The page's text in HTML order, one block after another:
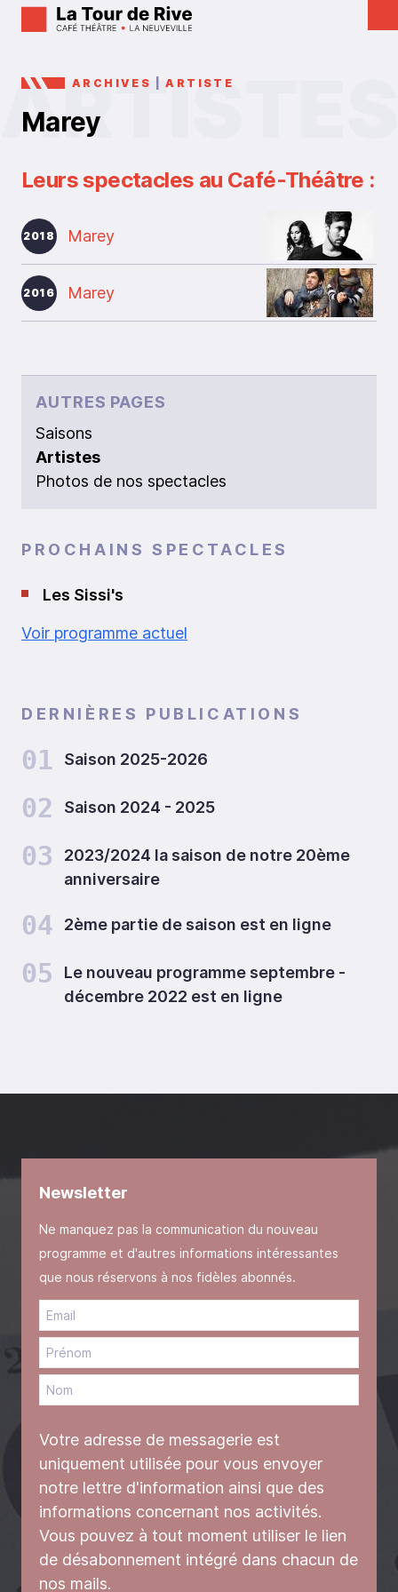
ARCHIVES |ARTISTE
Marey
Leurs spectacles au Café-Théâtre :
2018 Marey
2016 Marey
AUTRES PAGES
Saisons
Artistes
Photos de nos spectacles
PROCHAINS SPECTACLES
Les Sissi's
Voir programme actuel
DERNIÈRES PUBLICATIONS
01 Saison 2025-2026
02 Saison 2024 - 2025
03
2023/2024 la saison de notre 20ème
anniversaire
04 2ème partie de saison est en ligne
05
Le nouveau programme septembre -
décembre 2022 est en ligne
Newsletter
Ne manquez pas la communication du nouveau
programme et d'autres informations intéressantes
que nous réservons à nos fidèles abonnés.
Votre adresse de messagerie est
uniquement utilisée pour vous envoyer
notre lettre d'information ainsi que des
informations concernant nos activités.
Vous pouvez à tout moment utiliser le lien
de désabonnement intégré dans chacun de
nos mails.